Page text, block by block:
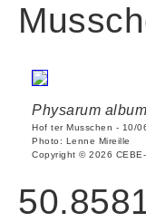
Physarum
Hof ter Musschen - 10/
Photo: Lenne Mireille
Copyright © 2026 CEBE-